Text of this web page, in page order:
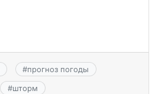
#прогноз погоды
#шторм